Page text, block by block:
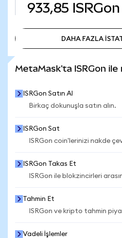
933,85 ISRGon
DAHA FAZLA
MetaMask'ta ISRGon ile
ISRGon Satın Al
Birkaç dokunuşla satın alın.
ISRGon Sat
ISRGon coin'lerinizi nakde
ISRGon Takas Et
ISRGon ile blokzincirleri
Tahmin Et
ISRGon ve kripto tahmin
Vadeli İşlemler